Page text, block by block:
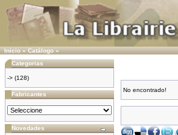
Inicio»Catálogo»
Categorias
-> (128)
Fabricantes
Novedades
No encontrado!